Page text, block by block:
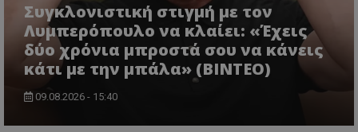
Συγκλονιστική στιγμή με τον
Λυμπερόπουλο να κλαίει: «Έχεις
δύο χρόνια μπροστά σου να κάνεις
κάτι με την μπάλα» (ΒΙΝΤΕΟ)
09.08.2026 - 15:40